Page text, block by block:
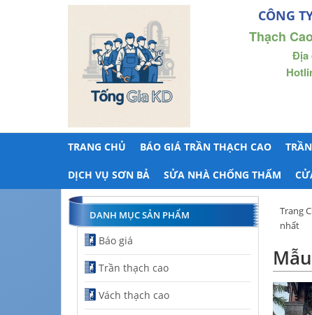
CÔNG
Thạch
Địa
TRANG CHỦ BÁO GIÁ TRẦN THẠCH CAO
DỊCH VỤ SƠN BẢ SỬA NHÀ CHỐNG THẤM
Trang
nhất
DANH MỤC SẢN PHẨM
Báo giá
Trần thạch cao
Vách thạch cao